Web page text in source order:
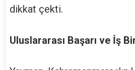
dikkat çekti.
Uluslararası Başarı ve İş